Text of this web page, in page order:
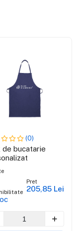
(0)
de bucatarie
Pret
205,85 Lei